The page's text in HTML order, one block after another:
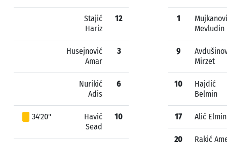
Stajić
Hariz
12
Husejnović
Amar
3
Nurikić
Adis
6
34'20"
Havić
Sead
10
1
Mevludin
9
Mirzet
10
Hajdić
Belmin
17 Alić Elmin
20 Rakić